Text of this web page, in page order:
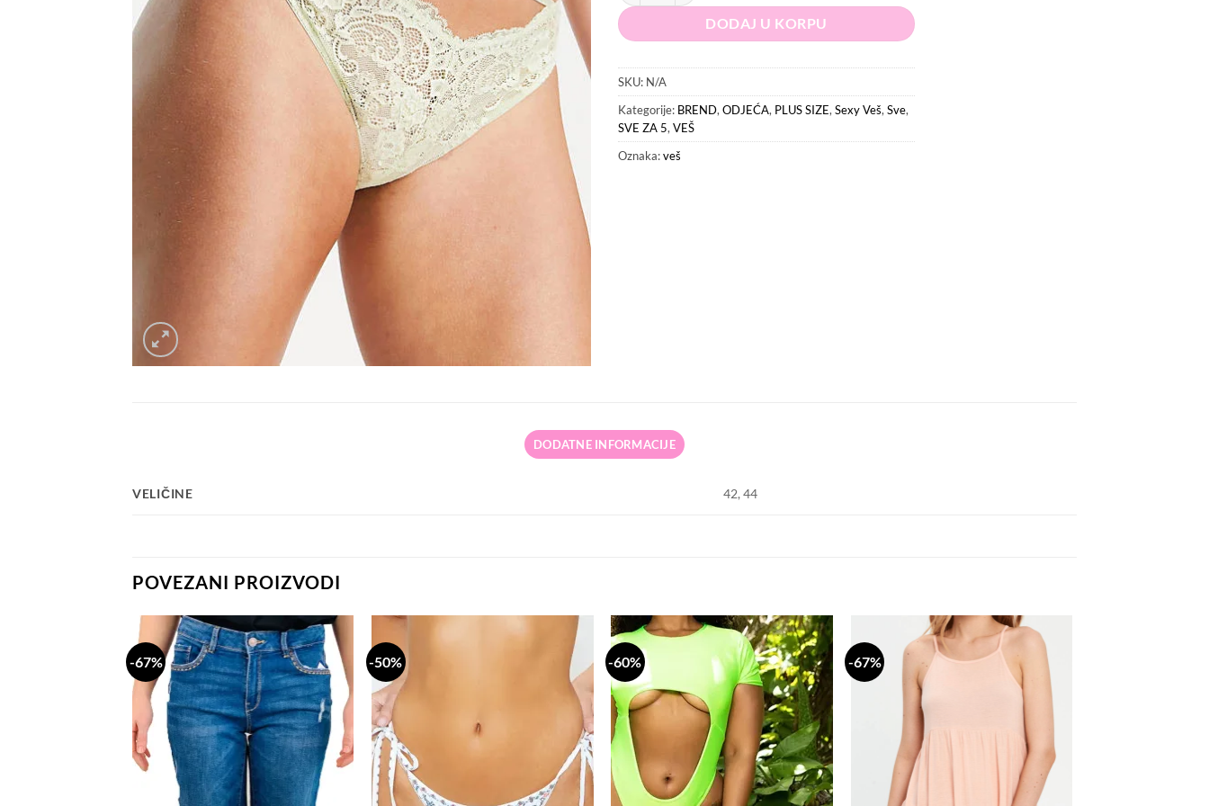
DODAJ U KORPU
SKU: N/A
Kategorije: BREND, ODJEĆA, PLUS SIZE, Sexy Veš, Sve,
SVE ZA 5, VEŠ
Oznaka:veš
DODATNE INFORMACIJE
VELIČINE 42, 44
POVEZANI PROIZVODI
-67%
Dodaj
na
listu
želja
-50%
Dodaj
na
listu
-60%
Dodaj
na
listu
želja
-67%
Dodaj
na
listu
želja